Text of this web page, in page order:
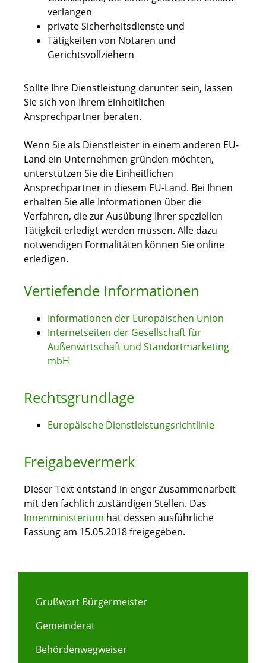
verlangen
private Sicherheitsdienste und
Tätigkeiten von Notaren und
Gerichtsvollziehern
Sollte Ihre Dienstleistung darunter sein, lassen
Sie sich von Ihrem Einheitlichen
Ansprechpartner beraten.
Wenn Sie als Dienstleister in einem anderen EU-
Land ein Unternehmen gründen möchten,
unterstützen Sie die Einheitlichen
Ansprechpartner in diesem EU-Land. Bei Ihnen
erhalten Sie alle Informationen über die
Verfahren, die zur Ausübung Ihrer speziellen
Tätigkeit erledigt werden müssen. Alle dazu
notwendigen Formalitäten können Sie online
erledigen.
Vertiefende Informationen
Informationen der Europäischen Union
Internetseiten der Gesellschaft für
Außenwirtschaft und Standortmarketing
mbH
Rechtsgrundlage
Europäische Dienstleistungsrichtlinie
Freigabevermerk
Dieser Text entstand in enger Zusammenarbeit
mit den fachlich zuständigen Stellen. Das
Innenministerium hat dessen ausführliche
Fassung am 15.05.2018 freigegeben.
Grußwort Bürgermeister
Gemeinderat
Behördenwegweiser